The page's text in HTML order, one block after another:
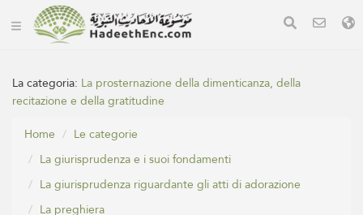
La categoria: La prosternazione della dimenticanza, della
recitazione e della gratitudine
Home
Le categorie
La giurisprudenza e i suoi fondamenti
La giurisprudenza riguardante gli atti di adorazione
La preghiera